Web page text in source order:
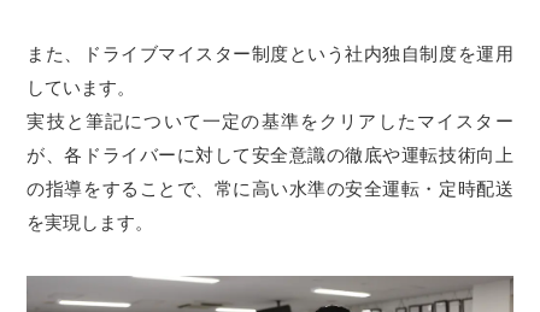
また、ドライブマイスター制度という社内独自制度を運用
しています。
実技と筆記について一定の基準をクリアしたマイスター
が、各ドライバーに対して安全意識の徹底や運転技術向上
の指導をすることで、常に高い水準の安全運転・定時配送
を実現します。